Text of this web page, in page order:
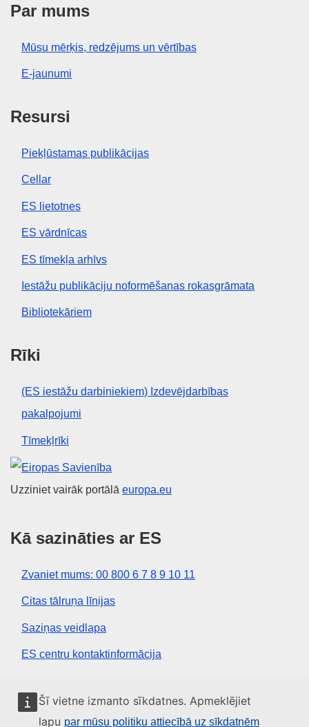
Šī vietne izmanto sīkdatnes. Apmeklējiet
lapu par mūsu politiku attiecībā uz sīkdatnēm
EDITION : 841564ea-6f86-11ef-a8ba-01aa75ed71a1
EDITION : 9705231a-0564-11f0-b1a3-01aa75ed71a1
EDITION : ee231843-4158-11f0-b9f2-01aa75ed71a1
EDITION : bf4d566f-6e54-11f0-bf4e-01aa75ed71a1
EDITION : fbde2c52-8745-11f0-9af8-01aa75ed71a1
EDITION : a9986824-bbf3-11f0-b37f-01aa75ed71a1
EDITION : 28edaa95-ecb7-11f0-8d3c-01aa75ed71a1
Par mums
Mūsu mērķis, redzējums un vērtības
E-jaunumi
Resursi
Piekļūstamas publikācijas
Cellar
ES lietotnes
ES vārdnīcas
ES tīmekļa arhīvs
Iestāžu publikāciju noformēšanas rokasgrāmata
Bibliotekāriem
Rīki
(ES iestāžu darbiniekiem) Izdevējdarbības
pakalpojumi
Tīmekļrīki
Eiropas Savienība
Uzziniet vairāk portālā europa.eu
Kā sazināties ar ES
Zvaniet mums: 00 800 6 7 8 9 10 11
Citas tālruņa līnijas
Saziņas veidlapa
ES centru kontaktinformācija
Sociālie mediji